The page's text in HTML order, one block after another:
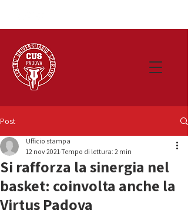
Post
Si rafforza la sinergia nel
basket: coinvolta anche la
Virtus Padova
Ufficio stampa
12 nov 2021Tempo di lettura: 2 min